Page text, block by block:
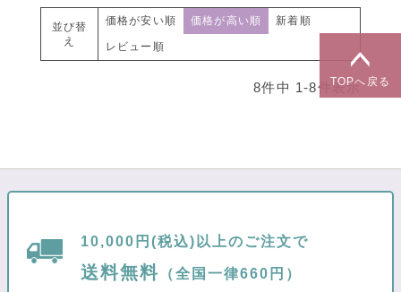
並び替
え
価格が安い順 価格が高い順 新着順
レビュー順
8件中 1-8件表示
TOPへ戻る
10,000円(税込)以上のご注文で
送料無料 （全国一律660円）